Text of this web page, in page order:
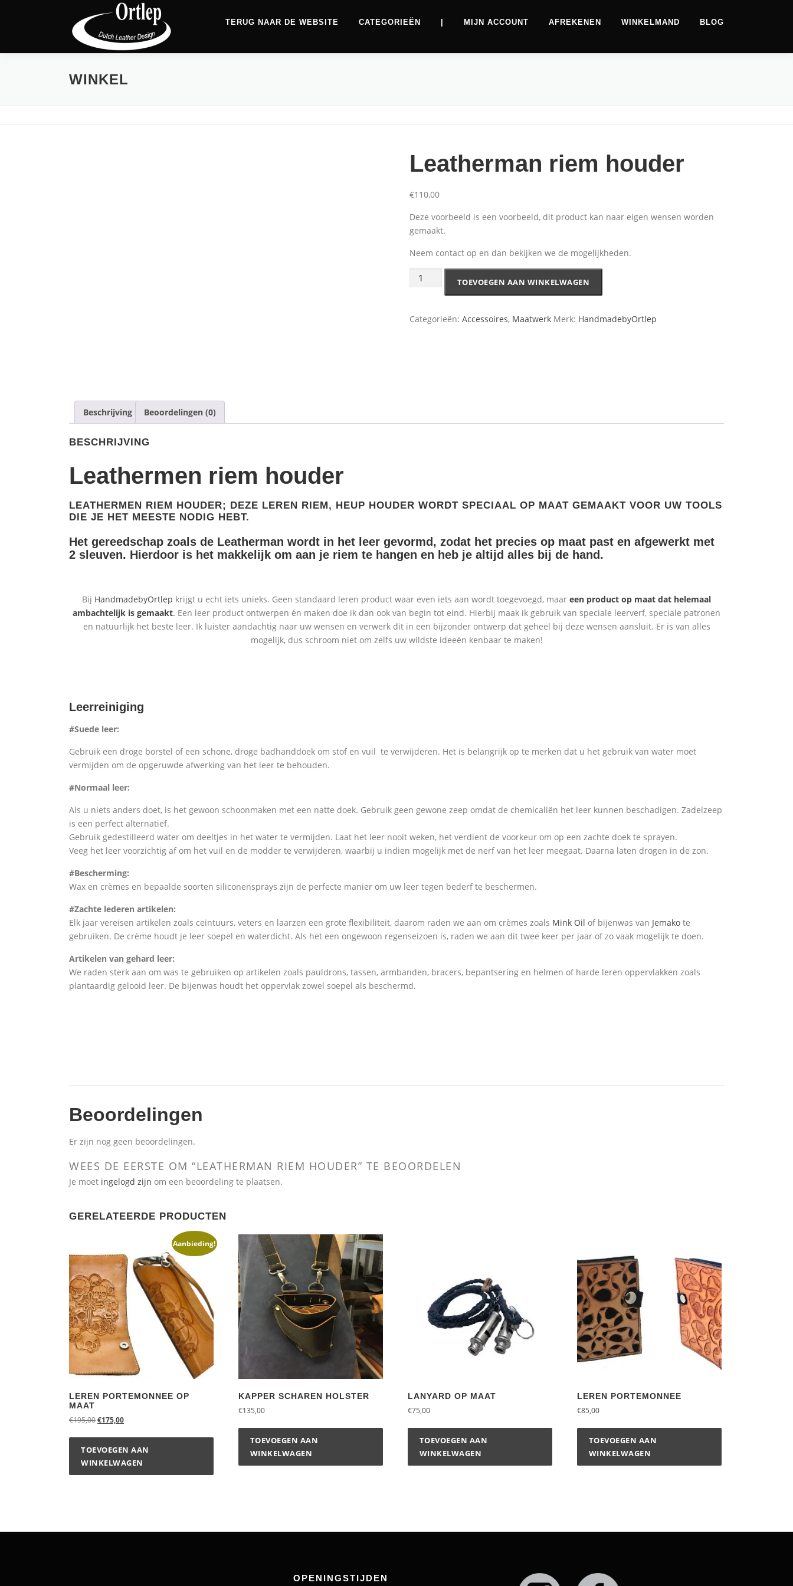
TERUG NAAR DE WEBSITE CATEGORIEËN
Aanbiedingen
MIJN ACCOUNT AFREKENEN WINKELMAND BLOG
WINKEL
Leatherman riem houder
€110,00
Deze voorbeeld is een voorbeeld, dit product kan naar eigen wensen worden
gemaakt.
Neem contact op en dan bekijken we de mogelijkheden.
TOEVOEGEN AAN WINKELWAGEN
Categorieën:Accessoires, Maatwerk Merk: HandmadebyOrtlep
Beschrijving Beoordelingen (0)
BESCHRIJVING
Leathermen riem houder
LEATHERMEN RIEM HOUDER; DEZE LEREN RIEM, HEUP HOUDER WORDT SPECIAAL OP MAAT GEMAAKT VOOR UW TOOLS
DIE JE HET MEESTE NODIG HEBT.
Het gereedschap zoals de Leatherman wordt in het leer gevormd, zodat het precies op maat past en afgewerkt met
2 sleuven. Hierdoor is het makkelijk om aan je riem te hangen en heb je altijd alles bij de hand.
Bij HandmadebyOrtlep krijgt u echt iets unieks. Geen standaard leren product waar even iets aan wordt toegevoegd, maar een product op maat dat helemaal
ambachtelijk is gemaakt. Een leer product ontwerpen én maken doe ik dan ook van begin tot eind. Hierbij maak ik gebruik van speciale leerverf, speciale patronen
en natuurlijk het beste leer. Ik luister aandachtig naar uw wensen en verwerk dit in een bijzonder ontwerp dat geheel bij deze wensen aansluit. Er is van alles
mogelijk, dus schroom niet om zelfs uw wildste ideeën kenbaar te maken!
Leerreiniging
#Suede leer:
Gebruik een droge borstel of een schone, droge badhanddoek om stof en vuil te verwijderen. Het is belangrijk op te merken dat u het gebruik van water moet
vermijden om de opgeruwde afwerking van het leer te behouden.
#Normaal leer:
Als u niets anders doet, is het gewoon schoonmaken met een natte doek. Gebruik geen gewone zeep omdat de chemicaliën het leer kunnen beschadigen. Zadelzeep
is een perfect alternatief.
Gebruik gedestilleerd water om deeltjes in het water te vermijden. Laat het leer nooit weken, het verdient de voorkeur om op een zachte doek te sprayen.
Veeg het leer voorzichtig af om het vuil en de modder te verwijderen, waarbij u indien mogelijk met de nerf van het leer meegaat. Daarna laten drogen in de zon.
#Bescherming:
Wax en crèmes en bepaalde soorten siliconensprays zijn de perfecte manier om uw leer tegen bederf te beschermen.
#Zachte lederen artikelen:
Elk jaar vereisen artikelen zoals ceintuurs, veters en laarzen een grote flexibiliteit, daarom raden we aan om crèmes zoals Mink Oil of bijenwas van Jemako te
gebruiken. De crème houdt je leer soepel en waterdicht. Als het een ongewoon regenseizoen is, raden we aan dit twee keer per jaar of zo vaak mogelijk te doen.
Artikelen van gehard leer:
We raden sterk aan om was te gebruiken op artikelen zoals pauldrons, tassen, armbanden, bracers, bepantsering en helmen of harde leren oppervlakken zoals
plantaardig gelooid leer. De bijenwas houdt het oppervlak zowel soepel als beschermd.
Beoordelingen
Er zijn nog geen beoordelingen.
WEES DE EERSTE OM “LEATHERMAN RIEM HOUDER” TE BEOORDELEN
Je moet ingelogd zijn om een beoordeling te plaatsen.
GERELATEERDE PRODUCTEN
Aanbieding!
LEREN PORTEMONNEE OP
MAAT
€195,00€175,00
TOEVOEGEN AAN
WINKELWAGEN
KAPPER SCHAREN HOLSTER
€135,00
TOEVOEGEN AAN
WINKELWAGEN
LANYARD OP MAAT
€75,00
TOEVOEGEN AAN
WINKELWAGEN
LEREN PORTEMONNEE
€85,00
TOEVOEGEN AAN
WINKELWAGEN
OPENINGSTIJDEN